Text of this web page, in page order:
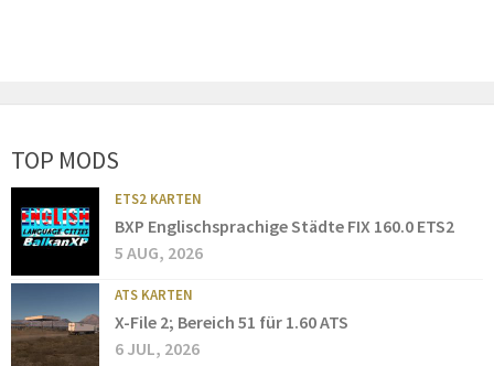
TOP MODS
ETS2 KARTEN
BXP Englischsprachige Städte FIX 160.0 ETS2
5 AUG, 2026
ATS KARTEN
X-File 2; Bereich 51 für 1.60 ATS
6 JUL, 2026